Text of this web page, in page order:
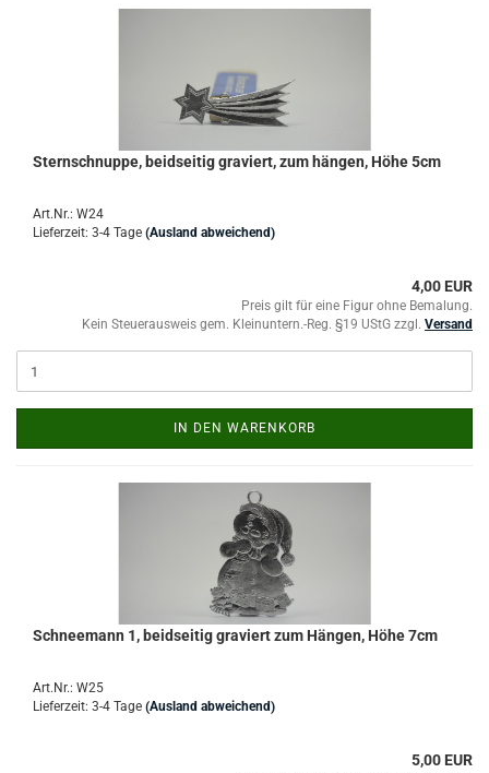
Sternschnuppe, beidseitig graviert, zum hängen, Höhe 5cm
Art.Nr.: W24
Lieferzeit: 3-4 Tage (Ausland abweichend)
4,00 EUR
Preis gilt für eine Figur ohne Bemalung.
Kein Steuerausweis gem. Kleinuntern.-Reg. §19 UStG zzgl. Versand
IN DEN WARENKORB
Schneemann 1, beidseitig graviert zum Hängen, Höhe 7cm
Art.Nr.: W25
Lieferzeit: 3-4 Tage (Ausland abweichend)
5,00 EUR